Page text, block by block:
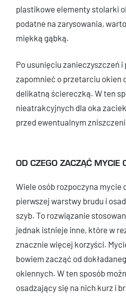
plastikowe elementy stolarki
podatne na zarysowania,
miękką gąbką.
Po usunięciu zanieczyszczeń i
zapomnieć o przetarciu okien
delikatną ściereczką. W ten
nieatrakcyjnych dla oka
przed ewentualnym
OD CZEGO ZACZĄĆ MYCIE
Wiele osób rozpoczyna mycie
pierwszej warstwy brudu i
szyb. To rozwiązanie
jednak istnieje inne, które w
znacznie więcej korzyści.
bowiem zacząć od
okiennych. W ten sposób
osadzający się na nich kurz i